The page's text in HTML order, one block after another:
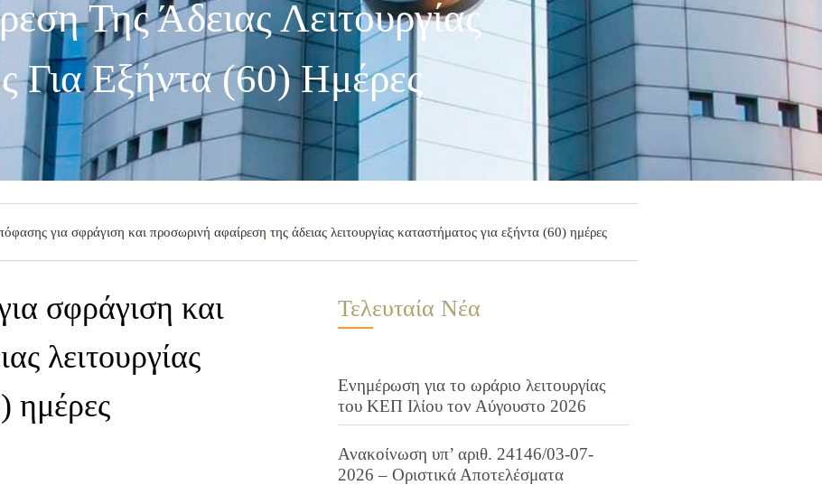
Της Άδειας Λειτουργίας
Για Εξήντα (60) Ημέρες
για σφράγιση και προσωρινή αφαίρεση της άδειας λειτουργίας καταστήματος για εξήντα (60) ημέρες
σφράγιση και
λειτουργίας
ημέρες
Τελευταία Νέα
Ενημέρωση για το ωράριο λειτουργίας
του ΚΕΠ Ιλίου τον Αύγουστο 2026
Ανακοίνωση υπ’ αριθ. 24146/03-07-
2026 – Οριστικά Αποτελέσματα